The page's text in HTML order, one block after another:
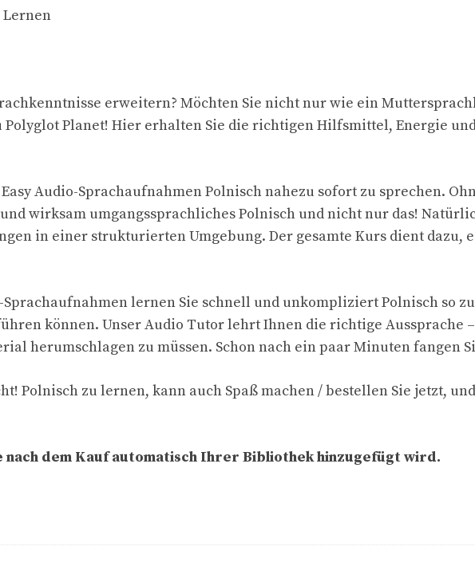
Lernen
erweitern? Möchten Sie nicht nur wie ein
Planet! Hier erhalten Sie die richtigen Hilfsmittel, Energie
Audio-Sprachaufnahmen Polnisch nahezu sofort zu sprechen.
wirksam umgangssprachliches Polnisch und nicht nur das!
in einer strukturierten Umgebung. Der gesamte Kurs dient dazu,
Sprachaufnahmen lernen Sie schnell und unkompliziert Polnisch so
können. Unser Audio Tutor lehrt Ihnen die richtige Aussprache
herumschlagen zu müssen. Schon nach ein paar Minuten fangen
Polnisch zu lernen, kann auch Spaß machen / bestellen Sie jetzt,
nach dem Kauf automatisch Ihrer Bibliothek hinzugefügt wird.